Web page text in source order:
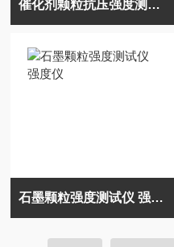
催化剂颗粒抗压强度测试仪
石墨颗粒强度测试仪 强度仪